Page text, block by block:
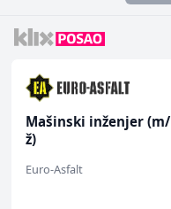
Mašinski inženjer (m/
ž)
Euro-Asfalt